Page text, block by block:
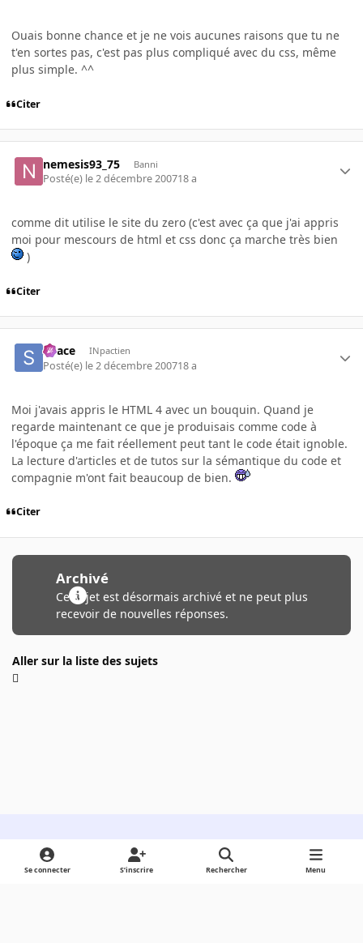
Ouais bonne chance et je ne vois aucunes raisons que tu ne
t'en sortes pas, c'est pas plus compliqué avec du css, même
plus simple. ^^
Citer
nemesis93_75 Banni
Posté(e) le 2 décembre 200718 a
comme dit utilise le site du zero (c'est avec ça que j'ai appris
moi pour mescours de html et css donc ça marche très bien
)
Citer
Space INpactien
Posté(e) le 2 décembre 200718 a
Moi j'avais appris le HTML 4 avec un bouquin. Quand je
regarde maintenant ce que je produisais comme code à
l'époque ça me fait réellement peut tant le code était ignoble.
La lecture d'articles et de tutos sur la sémantique du code et
compagnie m'ont fait beaucoup de bien.
Citer
Archivé
Ce sujet est désormais archivé et ne peut plus
recevoir de nouvelles réponses.
Aller sur la liste des sujets
Light ModeDark ModeSystem Preference
Se connecter S’inscrire Rechercher Menu